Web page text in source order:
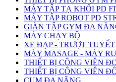
MÁY TẬP TẠ KHỐI PD
MÁY TÂP ROBOT PD
GIÀN TẬP GYM ĐA
MÁY CHẠY BỘ
XE ĐẠP - TRƯỢT TUYẾT
MÁY MASAGE - MÁY
THIẾT BỊ CÔNG VIÊN
THIẾT BỊ CÔNG VIÊN
CỤM ĐA NĂNG